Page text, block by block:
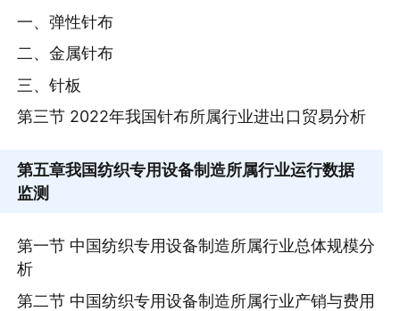
一、弹性针布
二、金属针布
三、针板
第三节 2022年我国针布所属行业进出口贸易分析
第五章我国纺织专用设备制造所属行业运行数据
监测
第一节 中国纺织专用设备制造所属行业总体规模分
析
第二节 中国纺织专用设备制造所属行业产销与费用